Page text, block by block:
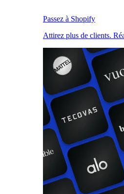
Passez à Shopify
Attirez plus de clients.